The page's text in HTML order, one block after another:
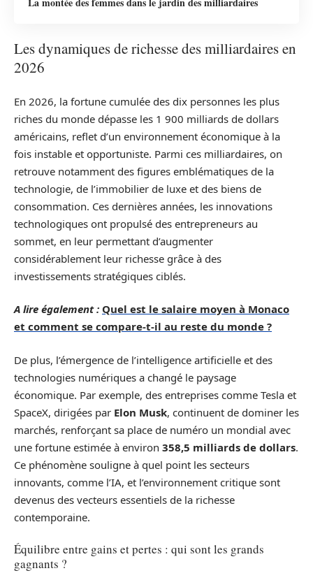
Les dynamiques de richesse des milliardaires en
2026
En 2026, la fortune cumulée des dix personnes les plus
riches du monde dépasse les 1 900 milliards de dollars
américains, reflet d’un environnement économique à la
fois instable et opportuniste. Parmi ces milliardaires, on
retrouve notamment des figures emblématiques de la
technologie, de l’immobilier de luxe et des biens de
consommation. Ces dernières années, les innovations
technologiques ont propulsé des entrepreneurs au
sommet, en leur permettant d’augmenter
considérablement leur richesse grâce à des
investissements stratégiques ciblés.
A lire également : Quel est le salaire moyen à Monaco
et comment se compare-t-il au reste du monde ?
De plus, l’émergence de l’intelligence artificielle et des
technologies numériques a changé le paysage
économique. Par exemple, des entreprises comme Tesla et
SpaceX, dirigées par Elon Musk, continuent de dominer les
marchés, renforçant sa place de numéro un mondial avec
une fortune estimée à environ 358,5 milliards de dollars.
Ce phénomène souligne à quel point les secteurs
innovants, comme l’IA, et l’environnement critique sont
devenus des vecteurs essentiels de la richesse
contemporaine.
Équilibre entre gains et pertes : qui sont les grands
gagnants ?